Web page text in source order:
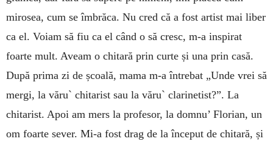
mirosea, cum se îmbrăca. Nu cred că a fost artist mai liber
ca el. Voiam să fiu ca el când o să cresc, m-a inspirat
foarte mult. Aveam o chitară prin curte și una prin casă.
După prima zi de școală, mama m-a întrebat „Unde vrei să
mergi, la văru` chitarist sau la văru` clarinetist?”. La
chitarist. Apoi am mers la profesor, la domnu’ Florian, un
om foarte sever. Mi-a fost drag de la început de chitară, și